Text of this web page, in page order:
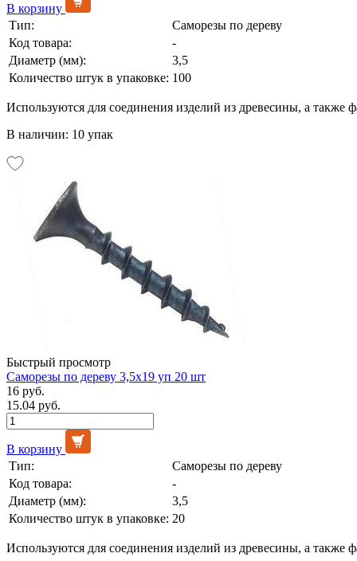
В корзину
Тип:
Саморезы по дереву
Код товара:
-
Диаметр (мм):
3,5
Количество штук в упаковке: 100
Используются для соединения изделий из древесины, а также
В наличии: 10 упак
Быстрый просмотр
Саморезы по дереву 3,5х19 уп 20 шт
16 руб.
15.04 руб.
В корзину
Тип:
Саморезы по дереву
Код товара:
-
Диаметр (мм):
3,5
Количество штук в упаковке: 20
Используются для соединения изделий из древесины, а также